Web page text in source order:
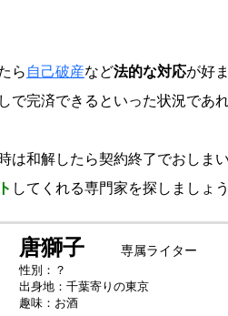
ら 自己破産など法的な対応が好
で完済できるといった状況であ
は和解したら契約終了でおしま
してくれる専門家を探しましょう
唐獅子 専属ライター
性別：？
出身地：千葉寄りの東京
趣味：お酒